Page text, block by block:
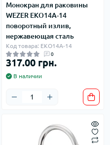
Монокран для раковины
WEZER EKO14A-14
поворотный излив,
нержавеющая сталь
Код товара: EKO14A-14
0
317.00 грн.
В наличии